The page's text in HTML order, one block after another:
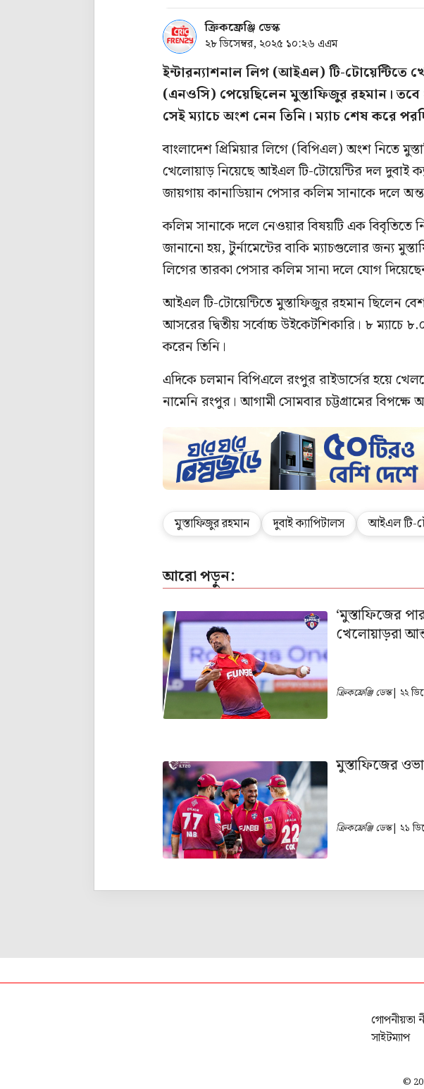
ক্রিকফ্রেঞ্জি ডেস্ক
২৮ ডিসেম্বর, ২০২৫ ১০:২৬ এএম
ইন্টারন্যাশনাল লিগ (আইএল) টি-টোয়েন্টিতে
(এনওসি) পেয়েছিলেন মুস্তাফিজুর রহমান। তবে
সেই ম্যাচে অংশ নেন তিনি। ম্যাচ শেষ করে
বাংলাদেশ প্রিমিয়ার লিগে (বিপিএল) অংশ নিতে
খেলোয়াড় নিয়েছে আইএল টি-টোয়েন্টির দল দুবাই
জায়গায় কানাডিয়ান পেসার কলিম সানাকে দলে
কলিম সানাকে দলে নেওয়ার বিষয়টি এক বিবৃতিতে
জানানো হয়, টুর্নামেন্টের বাকি ম্যাচগুলোর জন্য
লিগের তারকা পেসার কলিম সানা দলে যোগ
আইএল টি-টোয়েন্টিতে মুস্তাফিজুর রহমান ছিলেন
আসরের দ্বিতীয় সর্বোচ্চ উইকেটশিকারি। ৮
করেন তিনি।
এদিকে চলমান বিপিএলে রংপুর রাইডার্সের হয়ে
নামেনি রংপুর। আগামী সোমবার চট্টগ্রামের
মুস্তাফিজুর রহমান দুবাই ক্যাপিটালস আইএল টি-
আরো পড়ুন:
‘মুস্তাফিজের
খেলোয়াড়রা
ক্রিকফ্রেঞ্জি ডেস্ক| ২২
মুস্তাফিজের
ক্রিকফ্রেঞ্জি ডেস্ক| ২১
গোপনীয়তা
সাইটম্যাপ
©